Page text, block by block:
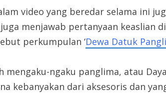
video yang beredar selama ini
menjawab pertanyaan keaslian
perkumpulan ‘Dewa Datuk
mengaku-ngaku panglima, atau
kebanyakan dari aksesoris dan